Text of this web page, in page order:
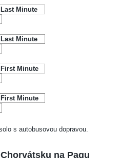
Last Minute
Last Minute
First Minute
First Minute
s autobusovou dopravou.
na Pagu